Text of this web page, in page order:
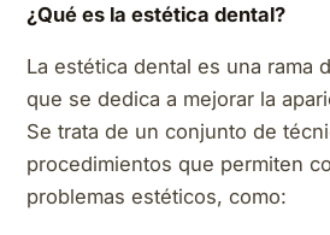
¿Qué es la estética dental?
La estética dental es una rama
que se dedica a mejorar la
Se trata de un conjunto de
procedimientos que permiten
problemas estéticos, como: